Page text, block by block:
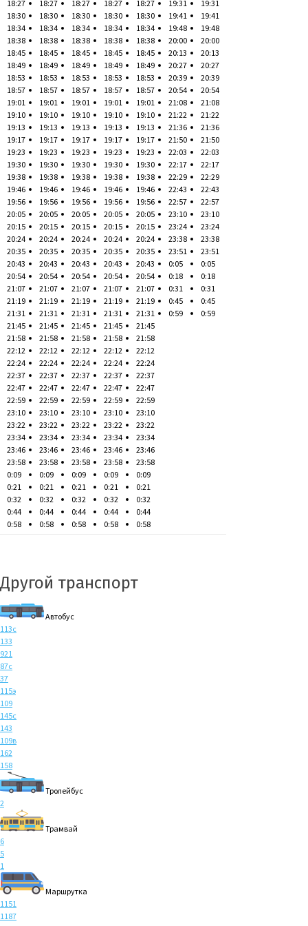
18:27
18:30
18:34
18:38
18:45
18:49
18:53
18:57
19:01
19:10
19:13
19:17
19:23
19:30
19:38
19:46
19:56
20:05
20:15
20:24
20:35
20:43
20:54
21:07
21:19
21:31
21:45
21:58
22:12
22:24
22:37
22:47
22:59
23:10
23:22
23:34
23:46
23:58
0:09
0:21
0:32
0:44
0:58
18:27
18:30
18:34
18:38
18:45
18:49
18:53
18:57
19:01
19:10
19:13
19:17
19:23
19:30
19:38
19:46
19:56
20:05
20:15
20:24
20:35
20:43
20:54
21:07
21:19
21:31
21:45
21:58
22:12
22:24
22:37
22:47
22:59
23:10
23:22
23:34
23:46
23:58
0:09
0:21
0:32
0:44
0:58
18:27
18:30
18:34
18:38
18:45
18:49
18:53
18:57
19:01
19:10
19:13
19:17
19:23
19:30
19:38
19:46
19:56
20:05
20:15
20:24
20:35
20:43
20:54
21:07
21:19
21:31
21:45
21:58
22:12
22:24
22:37
22:47
22:59
23:10
23:22
23:34
23:46
23:58
0:09
0:21
0:32
0:44
0:58
18:27
18:30
18:34
18:38
18:45
18:49
18:53
18:57
19:01
19:10
19:13
19:17
19:23
19:30
19:38
19:46
19:56
20:05
20:15
20:24
20:35
20:43
20:54
21:07
21:19
21:31
21:45
21:58
22:12
22:24
22:37
22:47
22:59
23:10
23:22
23:34
23:46
23:58
0:09
0:21
0:32
0:44
0:58
18:27
18:30
18:34
18:38
18:45
18:49
18:53
18:57
19:01
19:10
19:13
19:17
19:23
19:30
19:38
19:46
19:56
20:05
20:15
20:24
20:35
20:43
20:54
21:07
21:19
21:31
21:45
21:58
22:12
22:24
22:37
22:47
22:59
23:10
23:22
23:34
23:46
23:58
0:09
0:21
0:32
0:44
0:58
19:31
19:41
19:48
20:00
20:13
20:27
20:39
20:54
21:08
21:22
21:36
21:50
22:03
22:17
22:29
22:43
22:57
23:10
23:24
23:38
23:51
0:05
0:18
0:31
0:45
0:59
19:31
19:41
19:48
20:00
20:13
20:27
20:39
20:54
21:08
21:22
21:36
21:50
22:03
22:17
22:29
22:43
22:57
23:10
23:24
23:38
23:51
0:05
0:18
0:31
0:45
0:59
Другой транспорт
Автобус
113с
133
921
87с
37
115э
109
145с
143
109в
162
158
Тролейбус
2
Трамвай
6
5
1
Маршрутка
1151
1187